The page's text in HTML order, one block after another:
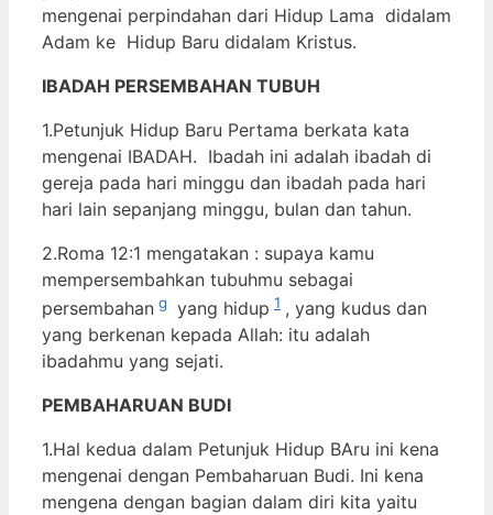
mengenai perpindahan dari Hidup Lama didalam
Adam ke Hidup Baru didalam Kristus.
IBADAH PERSEMBAHAN TUBUH
1.Petunjuk Hidup Baru Pertama berkata kata
mengenai IBADAH. Ibadah ini adalah ibadah di
gereja pada hari minggu dan ibadah pada hari
hari lain sepanjang minggu, bulan dan tahun.
2.Roma 12:1 mengatakan : supaya kamu
mempersembahkan tubuhmu sebagai
persembahan g yang hidup 1 , yang kudus dan
yang berkenan kepada Allah: itu adalah
ibadahmu yang sejati.
PEMBAHARUAN BUDI
1.Hal kedua dalam Petunjuk Hidup BAru ini kena
mengenai dengan Pembaharuan Budi. Ini kena
mengena dengan bagian dalam diri kita yaitu